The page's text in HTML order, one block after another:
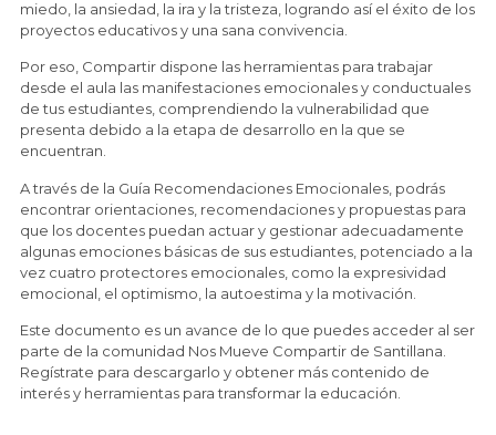
miedo, la ansiedad, la ira y la tristeza, logrando así el éxito de los
proyectos educativos y una sana convivencia.
Por eso, Compartir dispone las herramientas para trabajar
desde el aula las manifestaciones emocionales y conductuales
de tus estudiantes, comprendiendo la vulnerabilidad que
presenta debido a la etapa de desarrollo en la que se
encuentran.
A través de la Guía Recomendaciones Emocionales, podrás
encontrar orientaciones, recomendaciones y propuestas para
que los docentes puedan actuar y gestionar adecuadamente
algunas emociones básicas de sus estudiantes, potenciado a la
vez cuatro protectores emocionales, como la expresividad
emocional, el optimismo, la autoestima y la motivación.
Este documento es un avance de lo que puedes acceder al ser
parte de la comunidad Nos Mueve Compartir de Santillana.
Regístrate para descargarlo y obtener más contenido de
interés y herramientas para transformar la educación.